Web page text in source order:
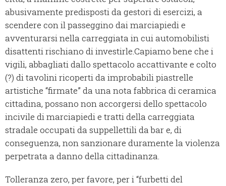
abusivamente predisposti da gestori di esercizi, a
scendere con il passeggino dai marciapiedi e
avventurarsi nella carreggiata in cui automobilisti
disattenti rischiano di investirle.Capiamo bene che i
vigili, abbagliati dallo spettacolo accattivante e colto
(?) di tavolini ricoperti da improbabili piastrelle
artistiche “firmate” da una nota fabbrica di ceramica
cittadina, possano non accorgersi dello spettacolo
incivile di marciapiedi e tratti della carreggiata
stradale occupati da suppellettili da bar e, di
conseguenza, non sanzionare duramente la violenza
perpetrata a danno della cittadinanza.
Tolleranza zero, per favore, per i “furbetti del